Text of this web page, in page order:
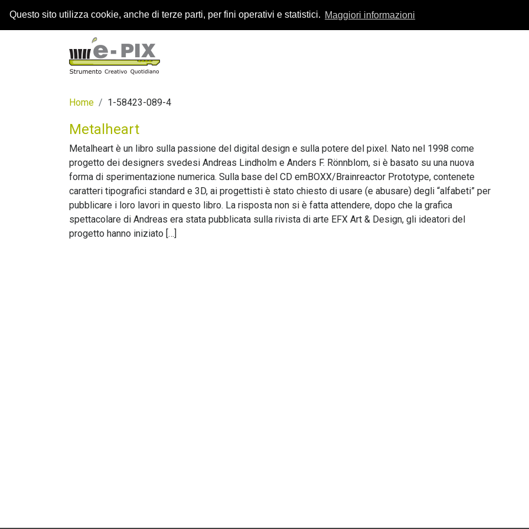
Questo sito utilizza cookie, anche di terze parti, per fini operativi e statistici. Maggiori informazioni
Home 1-58423-089-4
Metalheart
Metalheart è un libro sulla passione del digital design e sulla potere del pixel. Nato nel 1998 come
progetto dei designers svedesi Andreas Lindholm e Anders F. Rönnblom, si è basato su una nuova
forma di sperimentazione numerica. Sulla base del CD emBOXX/Brainreactor Prototype, contenete
caratteri tipografici standard e 3D, ai progettisti è stato chiesto di usare (e abusare) degli “alfabeti” per
pubblicare i loro lavori in questo libro. La risposta non si è fatta attendere, dopo che la grafica
spettacolare di Andreas era stata pubblicata sulla rivista di arte EFX Art & Design, gli ideatori del
progetto hanno iniziato […]